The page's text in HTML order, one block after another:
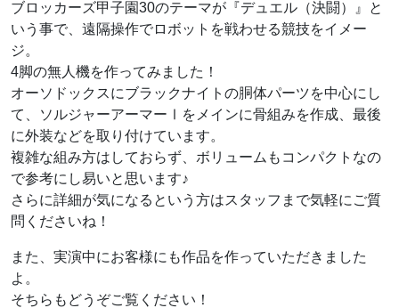
ブロッカーズ甲子園30のテーマが『デュエル（決闘）』と
いう事で、遠隔操作でロボットを戦わせる競技をイメー
ジ。
4脚の無人機を作ってみました！
オーソドックスにブラックナイトの胴体パーツを中心にし
て、ソルジャーアーマーⅠをメインに骨組みを作成、最後
に外装などを取り付けています。
複雑な組み方はしておらず、ボリュームもコンパクトなの
で参考にし易いと思います♪
さらに詳細が気になるという方はスタッフまで気軽にご質
問くださいね！
また、実演中にお客様にも作品を作っていただきました
よ。
そちらもどうぞご覧ください！